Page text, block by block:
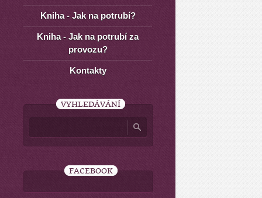
Kniha - Jak na potrubí?
Kniha - Jak na potrubí za
provozu?
Kontakty
VYHLEDÁVÁNÍ
FACEBOOK